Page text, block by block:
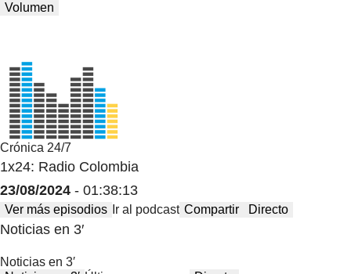
Volumen
Crónica 24/7
1x24: Radio Colombia
23/08/2024 - 01:38:13
Ver más episodios Ir al podcast Compartir Directo
Noticias en 3′
Noticias en 3′